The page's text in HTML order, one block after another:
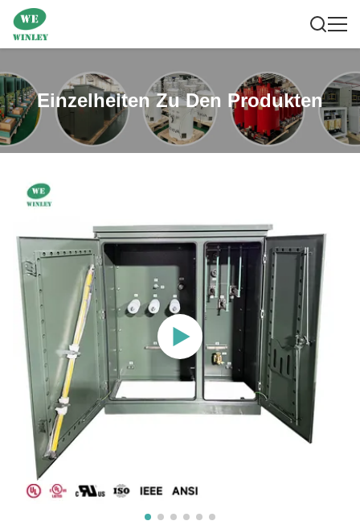
Einzelheiten Zu Den Produkten